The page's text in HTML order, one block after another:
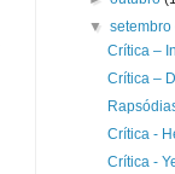
▼setembro
Crítica –
Crítica –
Crítica -
Crítica -